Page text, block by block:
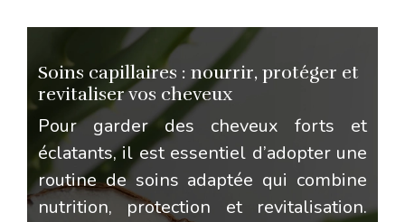
Soins capillaires : nourrir, protéger et
revitaliser vos cheveux
Pour garder des cheveux forts et
éclatants, il est essentiel d’adopter une
routine de soins adaptée qui combine
nutrition, protection et revitalisation.